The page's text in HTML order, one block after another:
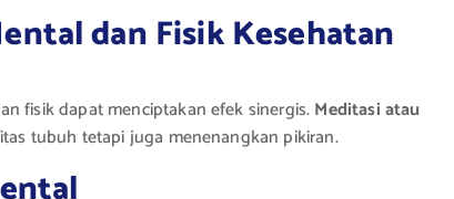
dan Fisik Kesehatan
fisik dapat menciptakan efek sinergis.Meditasi atau
tubuh tetapi juga menenangkan pikiran.